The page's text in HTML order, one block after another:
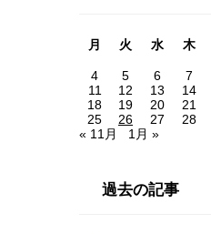
月 火 水 木
4
5 6 7
11
12 13 14
18
19 20 21
25
26 27 28
« 11月
1月 »
過去の記事